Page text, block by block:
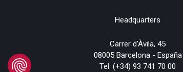
Headquarters
Carrer d'Àvila, 45
08005 Barcelona - España
Tel:(+34) 93 741 70 00